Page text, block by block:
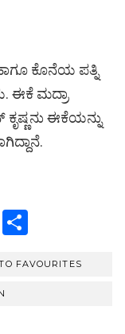
ಕೊನೆಯ ಪತ್ನಿ
ಈಕೆ ಮದ್ರಾ
ಈಕೆಯನ್ನು
Pi
er ar
FAVOURITES